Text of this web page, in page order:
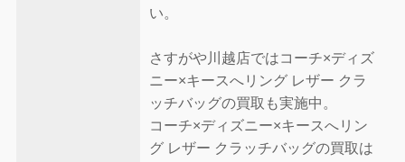
い。
さすがや川越店ではコーチ×ディズ
ニー×キースへリング レザー クラ
ッチバッグの買取も実施中。
コーチ×ディズニー×キースへリン
グ レザー クラッチバッグの買取は